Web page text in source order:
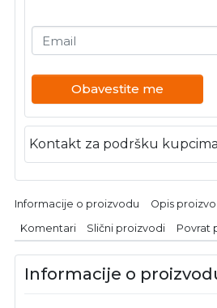
Email
Obavestite me
Kontakt za podršku kupcima
Informacije o proizvodu Opis
Komentari Slični proizvodi Povrat
Informacije o